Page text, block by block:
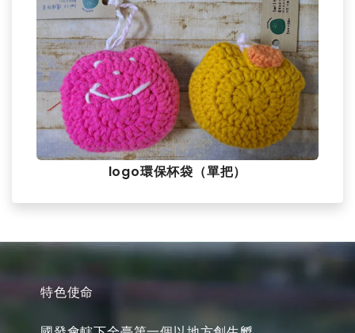
logo環保杯袋（單把）
特色使命